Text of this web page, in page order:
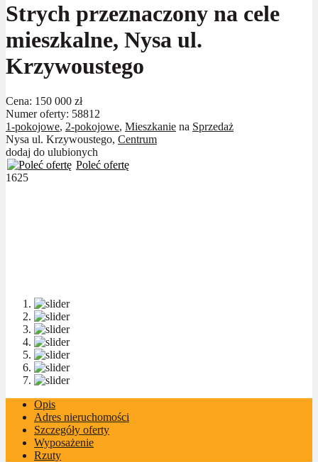
Strych przeznaczony na cele
mieszkalne, Nysa ul.
Krzywoustego
Cena: 150 000 zł
Numer oferty: 58812
1-pokojowe, 2-pokojowe, Mieszkanie na Sprzedaż
Nysa ul. Krzywoustego, Centrum
dodaj do ulubionych
Poleć ofertę
1625
Opis
Adres nieruchomości
Szczegóły oferty
Wyposażenie
Rzuty